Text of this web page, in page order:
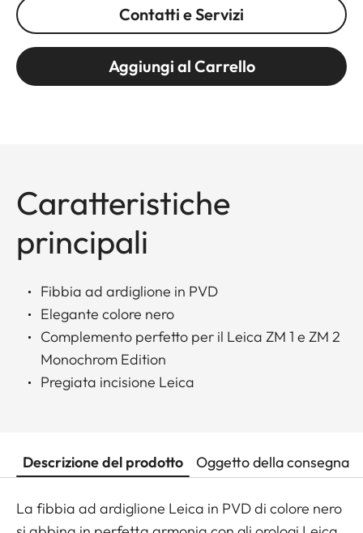
Contatti e Servizi
Aggiungi al Carrello
Caratteristiche
principali
Fibbia ad ardiglione in PVD
Elegante colore nero
Complemento perfetto per il Leica ZM 1 e ZM 2
Monochrom Edition
Pregiata incisione Leica
Descrizione del prodotto Oggetto della consegna
La fibbia ad ardiglione Leica in PVD di colore nero